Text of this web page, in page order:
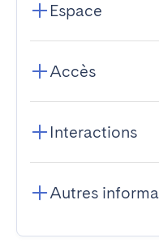
Espace
Accès
Interactions
Autres